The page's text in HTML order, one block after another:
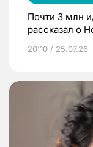
Почти 3 млн
рассказал о
20:10 / 25.07.26